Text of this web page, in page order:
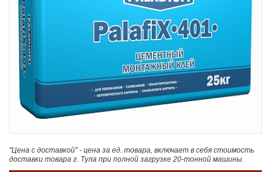
"Цена с доставкой" - цена за ед. товара, включает в себя стоимость
доставки товара г. Тула при полной загрузке 20-тонной машины.